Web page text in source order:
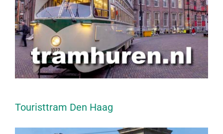
Touristtram Den Haag